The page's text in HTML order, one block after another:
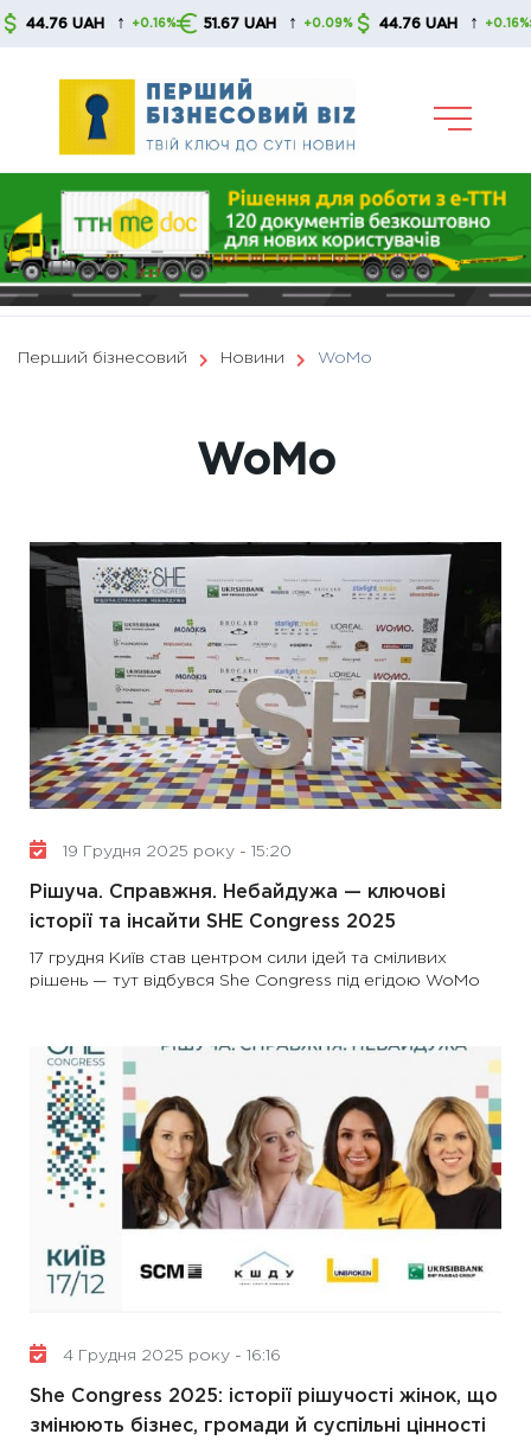
Skip
UAH ↑ +0.16% 51.67 UAH ↑ +0.09% 44.76 UAH ↑ +0.16%
Перший бізнесовий Новини WoМо
WoМо
19 Грудня 2025 року - 15:20
Рішуча. Справжня. Небайдужа — ключові
історії та інсайти SHE Congress 2025
17 грудня Київ став центром сили ідей та сміливих
рішень — тут відбувся She Congress під егідою WoMo
4 Грудня 2025 року - 16:16
She Congress 2025: історії рішучості жінок, що
змінюють бізнес, громади й суспільні цінності